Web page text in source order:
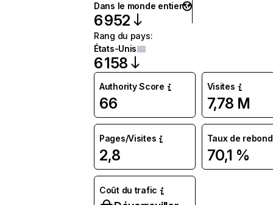
Dans le monde entier
6 952
Rang du pays:
États-Unis
6 158
Authority Score
66
Visites
7,78 M
Pages/Visites
2,8
Taux de rebond
70,1 %
Coût du trafic